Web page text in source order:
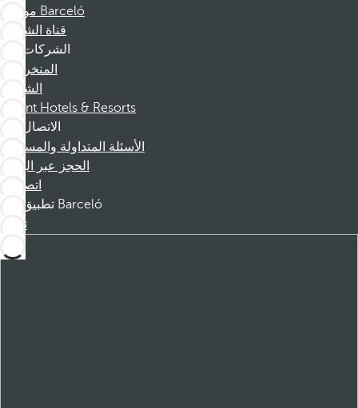
موظفو Barceló
قناة الشكوى
الشركات
المنخرطين
الشركاء
Dorint Hotels & Resorts
الاتصال
الأسئلة المتداولة والمساعدة
الحجز عبر الهاتف
اتصل بنا
تطبيق Barceló
تنزيل